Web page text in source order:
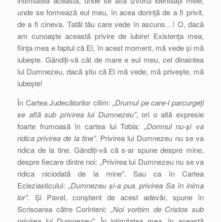
unde se formează eul meu, în acea dorință de a fi privit,
de a fi cineva. Tatăl tău care vede în ascuns…! O, dacă
am cunoaște această privire de iubire! Existența mea,
ființa mea e faptul că El, în acest moment, mă vede și mă
iubește. Gândiți-vă cât de mare e eul meu, cel dinaintea
lui Dumnezeu, dacă știu că El mă vede, mă privește, mă
iubește!
În Cartea Judecătorilor citim:„Drumul pe care-l parcurgeți
se află sub privirea lui Dumnezeu”, ori o altă expresie
foarte frumoasă în cartea lui Tobia: „Domnul nu-și va
ridica privirea de la tine”. Privirea lui Dumnezeu nu se va
ridica de la tine. Gândiți-vă că s-ar spune despre mine,
despre fiecare dintre noi: „Privirea lui Dumnezeu nu se va
ridica niciodată de la mine”. Sau ca în Cartea
Ecleziasticului:„Dumnezeu și-a pus privirea Sa în inima
lor”. Și Pavel, conștient de acest adevăr, spune în
Scrisoarea către Corinteni: „Noi vorbim de Cristos sub